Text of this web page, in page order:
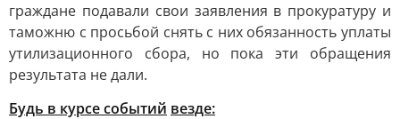
граждане подавали свои заявления в прокуратуру и
таможню с просьбой снять с них обязанность уплаты
утилизационного сбора, но пока эти обращения
результата не дали.
Будь в курсе событий везде: